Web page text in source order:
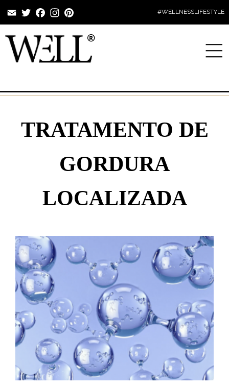
EmailTwitterFacebookInstagram #WELLNESSLIFESTYLE
TRATAMENTO DE
GORDURA
LOCALIZADA